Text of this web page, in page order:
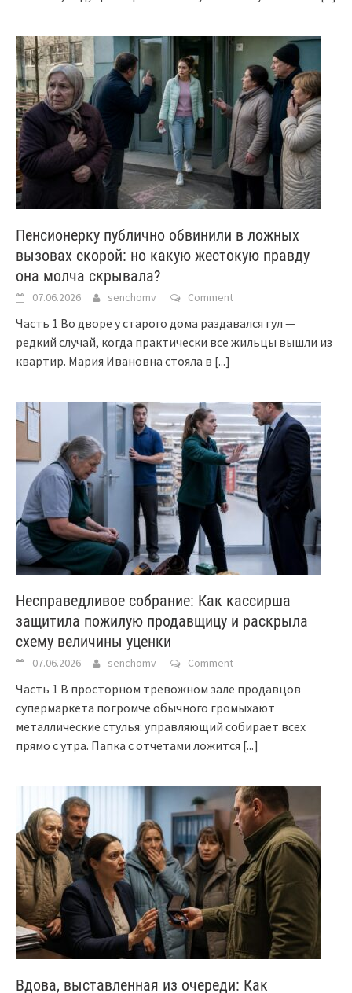
Пенсионерку публично обвинили в ложных
вызовах скорой: но какую жестокую правду
она молча скрывала?
07.06.2026 senchomv Comment
Часть 1 Во дворе у старого дома раздавался гул —
редкий случай, когда практически все жильцы вышли из
квартир. Мария Ивановна стояла в [...]
Несправедливое собрание: Как кассирша
защитила пожилую продавщицу и раскрыла
схему величины уценки
07.06.2026 senchomv Comment
Часть 1 В просторном тревожном зале продавцов
супермаркета погромче обычного громыхают
металлические стулья: управляющий собирает всех
прямо с утра. Папка с отчетами ложится [...]
Вдова, выставленная из очереди: Как